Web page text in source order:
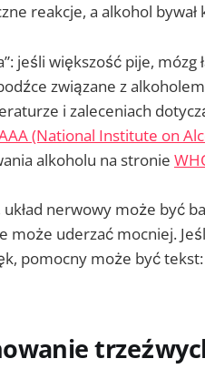
reakcje, a alkohol bywał
jeśli większość pije, mózg
związane z
i zaleceniach
(National Institute on
alkoholu na stronie
nerwowy może być
może uderzać mocniej.
pomocny może być tekst: